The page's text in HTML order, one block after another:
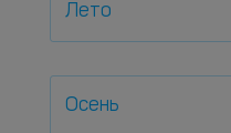
Лето
Осень